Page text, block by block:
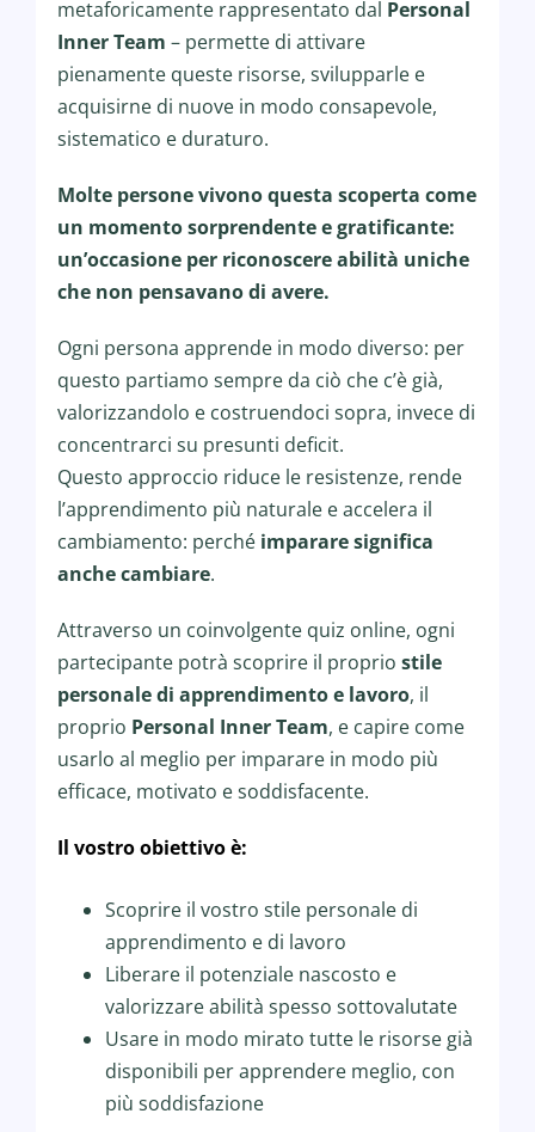
metaforicamente rappresentato dal Personal
Inner Team – permette di attivare
pienamente queste risorse, svilupparle e
acquisirne di nuove in modo consapevole,
sistematico e duraturo.
Molte persone vivono questa scoperta come
un momento sorprendente e gratificante:
un’occasione per riconoscere abilità uniche
che non pensavano di avere.
Ogni persona apprende in modo diverso: per
questo partiamo sempre da ciò che c’è già,
valorizzandolo e costruendoci sopra, invece di
concentrarci su presunti deficit.
Questo approccio riduce le resistenze, rende
l’apprendimento più naturale e accelera il
cambiamento: perché imparare significa
anche cambiare.
Attraverso un coinvolgente quiz online, ogni
partecipante potrà scoprire il proprio stile
personale di apprendimento e lavoro, il
proprio Personal Inner Team, e capire come
usarlo al meglio per imparare in modo più
efficace, motivato e soddisfacente.
Il vostro obiettivo è:
Scoprire il vostro stile personale di
apprendimento e di lavoro
Liberare il potenziale nascosto e
valorizzare abilità spesso sottovalutate
Usare in modo mirato tutte le risorse già
disponibili per apprendere meglio, con
più soddisfazione